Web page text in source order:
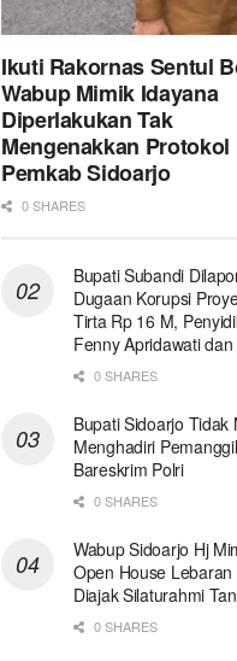
Ikuti Rakornas Sentul
Wabup Mimik Idayana
Diperlakukan Tak
Mengenakkan Protokol
Pemkab Sidoarjo
0 SHARES
Bupati Subandi
Dugaan Korupsi
Tirta Rp 16 M,
Fenny Apridawati
0 SHARES
Bupati Sidoarjo Tidak
Menghadiri
Bareskrim Polri
0 SHARES
Wabup Sidoarjo Hj
Open House
Diajak Silaturahmi
0 SHARES